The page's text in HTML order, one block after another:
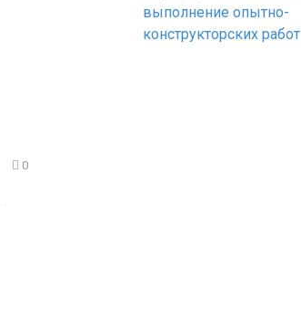
0
выполнение опытно-
конструкторских работ